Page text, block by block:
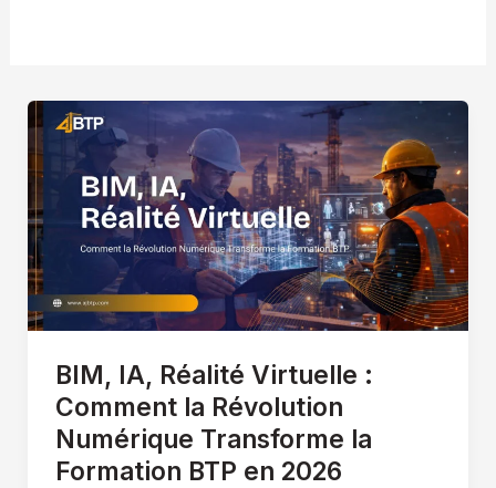
BIM, IA, Réalité Virtuelle :
Comment la Révolution
Numérique Transforme la
Formation BTP en 2026